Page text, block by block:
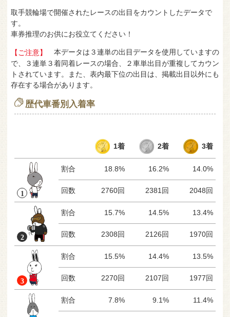
取手競輪場で開催されたレースの出目をカウントしたデータで
す。
車券推理のお供にお役立てください！
【ご注意】
本データは３連単の出目データを使用していますの
で、３連単３着同着レースの場合、２車単出目が重複してカウン
トされています。また、表内最下位の出目は、掲載出目以外にも
存在する場合があります。
歴代車番別入着率
1着 2着 3着
割合 18.8% 16.2% 14.0%
回数 2760回 2381回 2048回
割合 15.7% 14.5% 13.4%
回数 2308回 2126回 1970回
割合 15.5% 14.4% 13.5%
回数 2270回 2107回 1977回
割合 7.8% 9.1% 11.4%